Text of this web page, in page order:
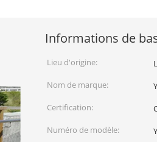
Informations de
Lieu d'origine:
Nom de marque:
Certification:
Numéro de modèle: